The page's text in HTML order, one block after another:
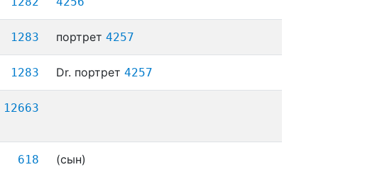
1283 портрет 4257
1283 Dr. портрет 4257
12663
618 (сын)